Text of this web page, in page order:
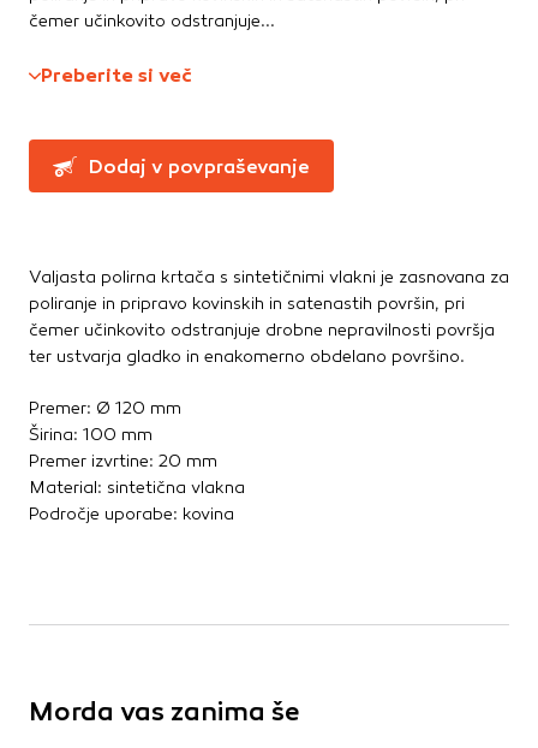
Ročne žage, sekire, noži
Zidarsko orodje
in pritrdilna tehnika
Konzole in nosilci
Pritrdilna tehnika
Spojni elementi
Verige, jeklene vrvi
Vijaki
čemer učinkovito odstranjuje...
Preberite si več
Dodaj v povpraševanje
Valjasta polirna krtača s sintetičnimi vlakni je zasnovana za
poliranje in pripravo kovinskih in satenastih površin, pri
čemer učinkovito odstranjuje drobne nepravilnosti površja
ter ustvarja gladko in enakomerno obdelano površino.
Premer: Ø 120 mm
Širina: 100 mm
Premer izvrtine: 20 mm
Material: sintetična vlakna
Področje uporabe: kovina
Morda vas zanima še
Te piškotke nastavijo naši oglaševalski partnerji.
Partnerska oglaševalska podjetja jih lahko uporabljajo za
prikazovanje ustreznih oglasov na drugih spletnih mestih.
brskalnika in naprave. Če zavrnete uporabo teh piškotkov,
ne boste deležni našega ciljnega spletnega oglaševanja.
DOVOLI VSE